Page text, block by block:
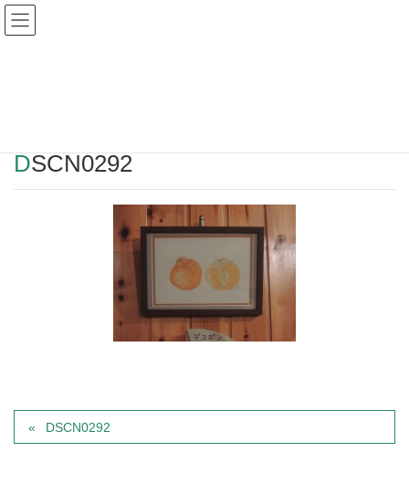
Warning
DSCN0292
DSCN0292